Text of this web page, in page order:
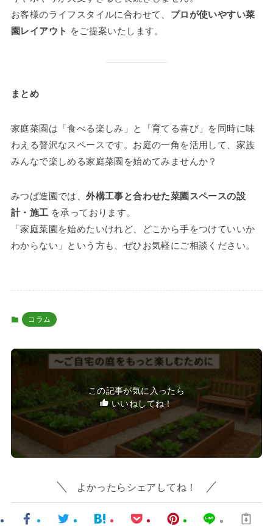
お客様のライフスタイルに合わせて、 プロが使いやすい菜
園レイアウト をご提案いたします。
まとめ
家庭菜園は「食べる楽しみ」と「育てる喜び」を同時に味
わえる贅沢なスペースです。お庭の一角を活用して、家族
みんなで楽しめる家庭菜園を始めてみませんか？
みつば造園では、外構工事と合わせた菜園スペースの設
計・施工 を承っております。
「家庭菜園を始めたいけれど、どこから手をつけていいか
わからない」という方も、ぜひお気軽にご相談ください。
コラム
この記事が気に入ったら
いいねしてね！
よかったらシェアしてね！